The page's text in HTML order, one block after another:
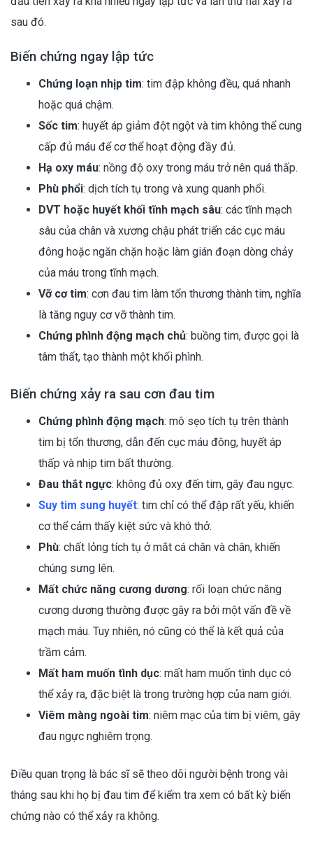
sau đó.
Biến chứng ngay lập tức
Chứng loạn nhịp tim: tim đập không đều, quá nhanh
hoặc quá chậm.
Sốc tim: huyết áp giảm đột ngột và tim không thể cung
cấp đủ máu để cơ thể hoạt động đầy đủ.
Hạ oxy máu: nồng độ oxy trong máu trở nên quá thấp.
Phù phổi: dịch tích tụ trong và xung quanh phổi.
DVT hoặc huyết khối tĩnh mạch sâu: các tĩnh mạch
sâu của chân và xương chậu phát triển các cục máu
đông hoặc ngăn chặn hoặc làm gián đoạn dòng chảy
của máu trong tĩnh mạch.
Vỡ cơ tim: cơn đau tim làm tổn thương thành tim, nghĩa
là tăng nguy cơ vỡ thành tim.
Chứng phình động mạch chủ: buồng tim, được gọi là
tâm thất, tạo thành một khối phình.
Biến chứng xảy ra sau cơn đau tim
Chứng phình động mạch: mô sẹo tích tụ trên thành
tim bị tổn thương, dẫn đến cục máu đông, huyết áp
thấp và nhịp tim bất thường.
Đau thắt ngực: không đủ oxy đến tim, gây đau ngực.
Suy tim sung huyết: tim chỉ có thể đập rất yếu, khiến
cơ thể cảm thấy kiệt sức và khó thở.
Phù: chất lỏng tích tụ ở mắt cá chân và chân, khiến
chúng sưng lên.
Mất chức năng cương dương: rối loạn chức năng
cương dương thường được gây ra bởi một vấn đề về
mạch máu. Tuy nhiên, nó cũng có thể là kết quả của
trầm cảm.
Mất ham muốn tình dục: mất ham muốn tình dục có
thể xảy ra, đặc biệt là trong trường hợp của nam giới.
Viêm màng ngoài tim: niêm mạc của tim bị viêm, gây
đau ngực nghiêm trọng.
Điều quan trọng là bác sĩ sẽ theo dõi người bệnh trong vài
tháng sau khi họ bị đau tim để kiểm tra xem có bất kỳ biến
chứng nào có thể xảy ra không.